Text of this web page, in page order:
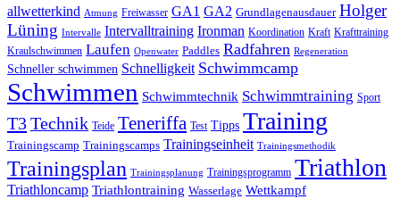
allwetterkind Atmung Freiwasser GA1 GA2 Grundlagenausdauer Holger
Lüning Intervalle Intervalltraining Ironman Koordination Kraft Krafttraining
Kraulschwimmen Laufen Openwater Paddles Radfahren Regeneration
Schneller schwimmen Schnelligkeit Schwimmcamp
Schwimmen Schwimmtechnik Schwimmtraining Sport
T3Technik Teide Teneriffa Test Tipps Training
Trainingscamp Trainingscamps Trainingseinheit Trainingsmethodik
Trainingsplan Trainingsplanung Trainingsprogramm Triathlon
Triathloncamp Triathlontraining Wasserlage Wettkampf